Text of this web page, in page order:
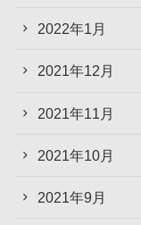
2022年1月
2021年12月
2021年11月
2021年10月
2021年9月